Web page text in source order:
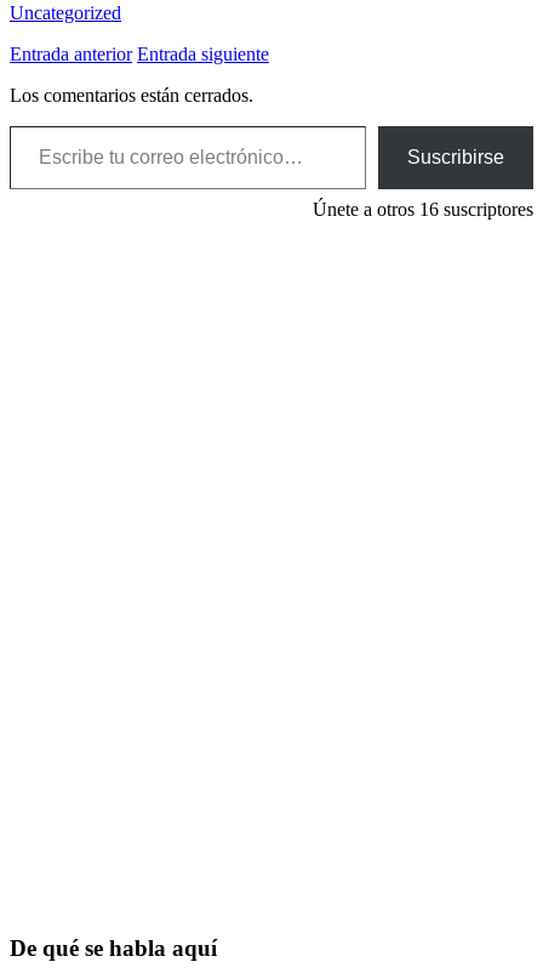
Uncategorized
Entrada anterior Entrada siguiente
Los comentarios están cerrados.
Escribe tu correo electrónico…
Suscribirse
Únete a otros 16 suscriptores
De qué se habla aquí